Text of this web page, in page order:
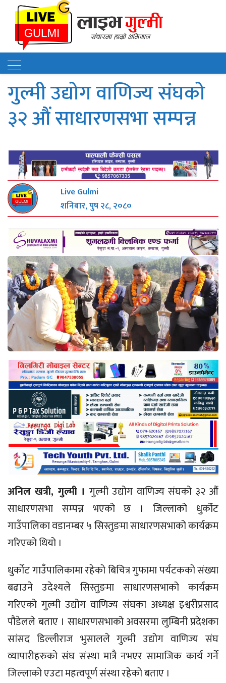
गुल्मी उद्योग वाणिज्य संघको
३२ औं साधारणसभा सम्पन्न
Live Gulmi
शनिबार, पुष २८, २०८०
अनिल खत्री, गुल्मी । गुल्मी उद्योग वाणिज्य संघको ३२ औं
साधारणसभा सम्पन्न भएको छ । जिल्लाको धुर्कोट
गाउँपालिका वडानम्बर ५ सिस्तुङमा साधारणसभाको कार्यक्रम
गरिएको थियो ।
धुर्कोट गाउँपालिकामा रहेको बिचित्र गुफामा पर्यटकको संख्या
बढाउने उदेश्यले सिस्तुङमा साधारणसभाको कार्यक्रम
गरिएको गुल्मी उद्योग वाणिज्य संघका अध्यक्ष इश्वरीप्रसाद
पौडेलले बताए । साधारणसभाको अवसरमा लुम्बिनी प्रदेशका
सांसद डिल्लीराज भुसालले गुल्मी उद्योग वाणिज्य संघ
व्यापारीहरुको संघ संस्था मात्रै नभएर सामाजिक कार्य गर्ने
जिल्लाको एउटा महत्वपूर्ण संस्था रहेको बताए ।